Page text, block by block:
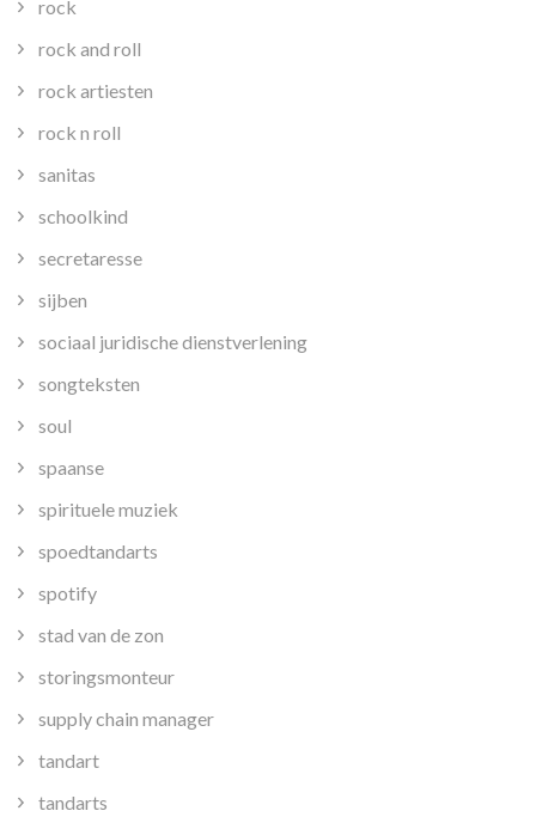
rock
rock and roll
rock artiesten
rock n roll
sanitas
schoolkind
secretaresse
sijben
sociaal juridische dienstverlening
songteksten
soul
spaanse
spirituele muziek
spoedtandarts
spotify
stad van de zon
storingsmonteur
supply chain manager
tandart
tandarts